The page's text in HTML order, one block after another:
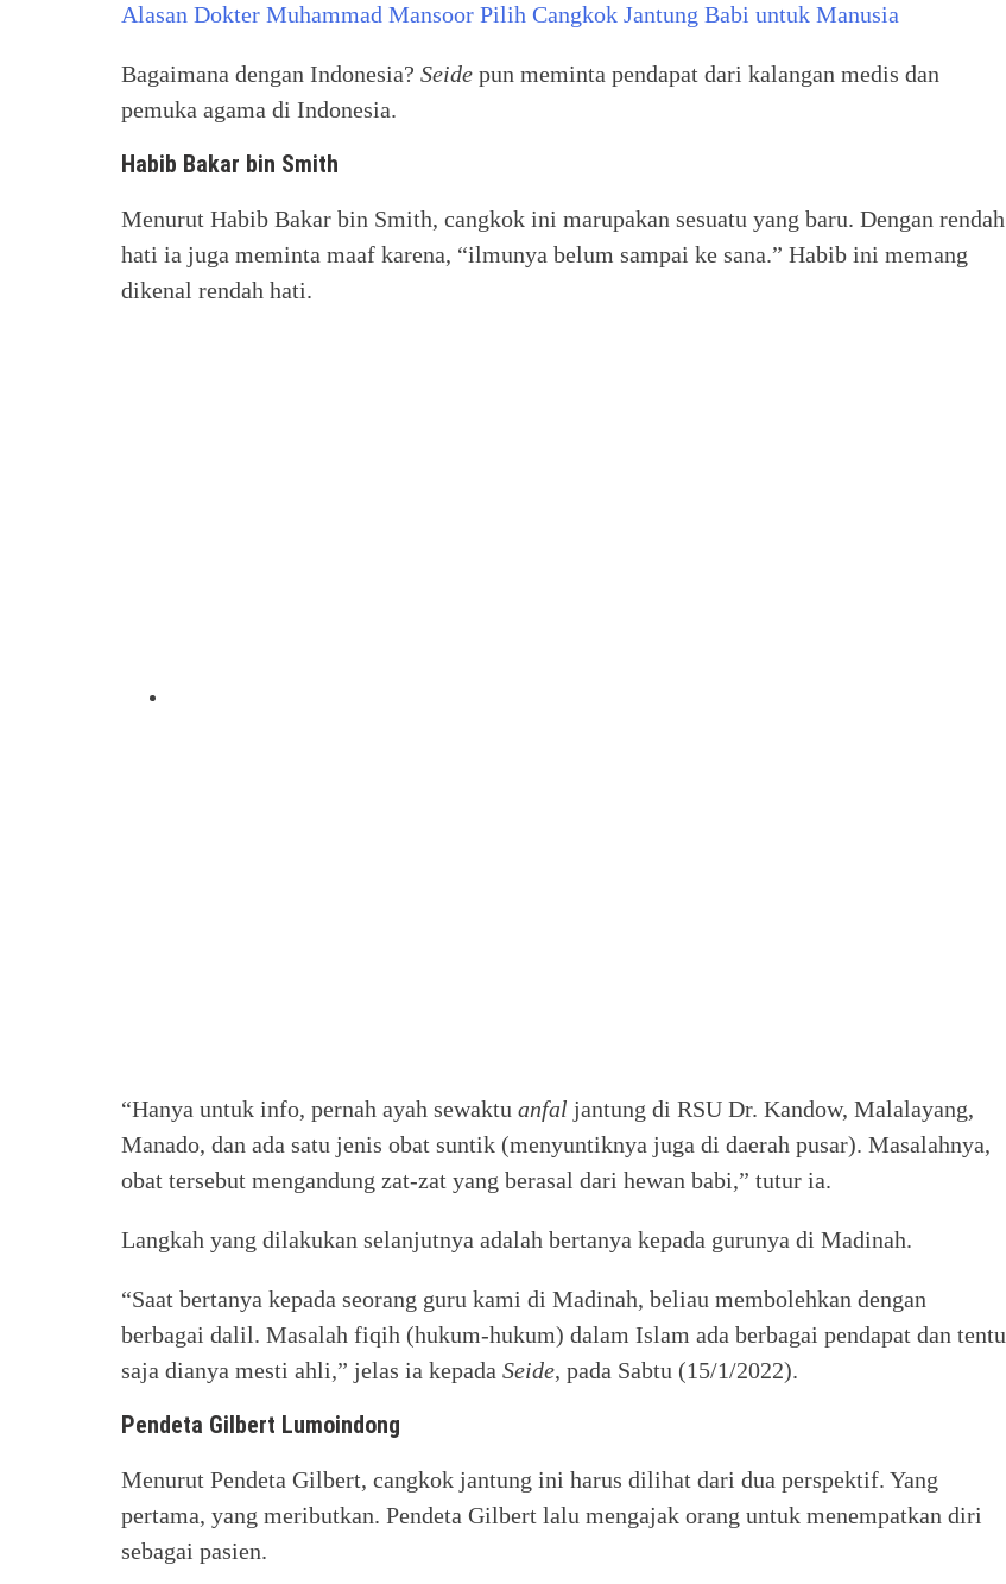
Alasan Dokter Muhammad Mansoor Pilih Cangkok Jantung Babi untuk Manusia
Bagaimana dengan Indonesia? Seide pun meminta pendapat dari kalangan medis dan
pemuka agama di Indonesia.
Habib Bakar bin Smith
Menurut Habib Bakar bin Smith, cangkok ini marupakan sesuatu yang baru. Dengan rendah
hati ia juga meminta maaf karena, “ilmunya belum sampai ke sana.” Habib ini memang
dikenal rendah hati.
“Hanya untuk info, pernah ayah sewaktu anfal jantung di RSU Dr. Kandow, Malalayang,
Manado, dan ada satu jenis obat suntik (menyuntiknya juga di daerah pusar). Masalahnya,
obat tersebut mengandung zat-zat yang berasal dari hewan babi,” tutur ia.
Langkah yang dilakukan selanjutnya adalah bertanya kepada gurunya di Madinah.
“Saat bertanya kepada seorang guru kami di Madinah, beliau membolehkan dengan
berbagai dalil. Masalah fiqih (hukum-hukum) dalam Islam ada berbagai pendapat dan tentu
saja dianya mesti ahli,” jelas ia kepada Seide, pada Sabtu (15/1/2022).
Pendeta Gilbert Lumoindong
Menurut Pendeta Gilbert, cangkok jantung ini harus dilihat dari dua perspektif. Yang
pertama, yang meributkan. Pendeta Gilbert lalu mengajak orang untuk menempatkan diri
sebagai pasien.